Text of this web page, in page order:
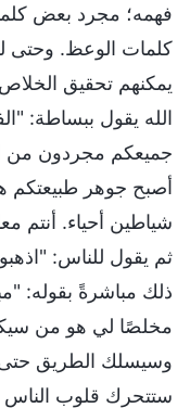
فهمه؛ مجرد بعض
كلمات الوعظ. وحتى
يمكنهم تحقيق
الله يقول ببساطة:
جميعكم مجردون من
أصبح جوهر طبيعتكم
شياطين أحياء. أنتم
ثم يقول للناس:
ذلك مباشرةً بقوله:
مخلصًا لي هو من
وسيسلك الطريق حتى
ستتحرك قلوب الناس